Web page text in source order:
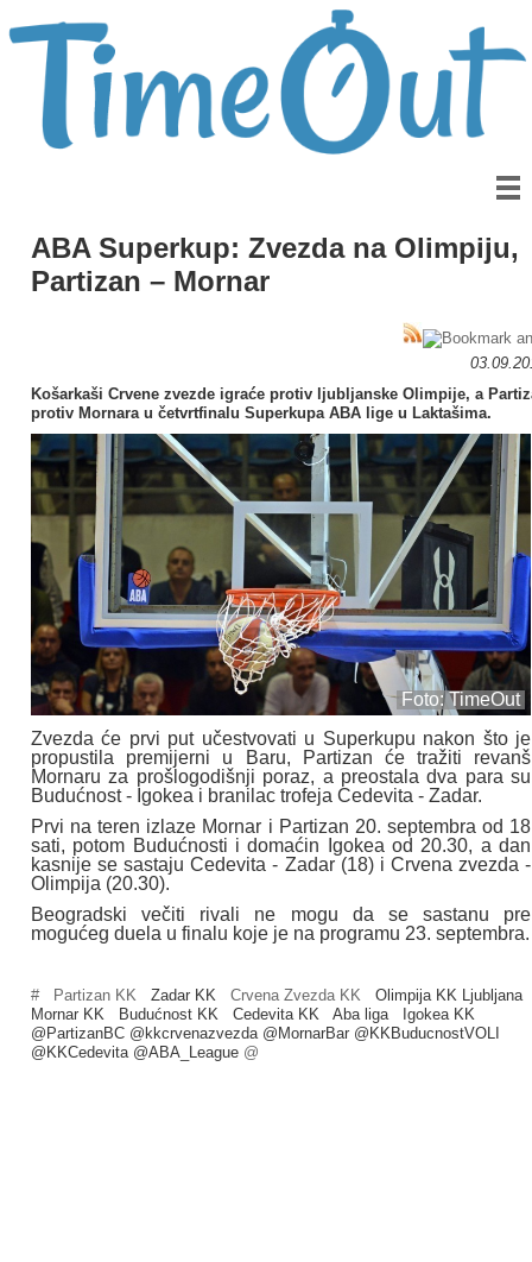
ABA Superkup: Zvezda na Olimpiju,
Partizan – Mornar
Košarkaši Crvene zvezde igraće protiv ljubljanske Olimpije, a
protiv Mornara u četvrtfinalu Superkupa ABA lige u Laktašima.
Foto: TimeOut
Zvezda će prvi put učestvovati u Superkupu nakon što je
propustila premijerni u Baru, Partizan će tražiti revanš
Mornaru za prošlogodišnji poraz, a preostala dva para su
Budućnost - Igokea i branilac trofeja Cedevita - Zadar.
Prvi na teren izlaze Mornar i Partizan 20. septembra od 18
sati, potom Budućnosti i domaćin Igokea od 20.30, a dan
kasnije se sastaju Cedevita - Zadar (18) i Crvena zvezda -
Olimpija (20.30).
Beogradski večiti rivali ne mogu da se sastanu pre
mogućeg duela u finalu koje je na programu 23. septembra.
# Partizan KK Zadar KK Crvena Zvezda KK
Olimpija KK Ljubljana
Mornar KK
Budućnost KK Cedevita KK Aba liga
Igokea KK
@PartizanBC @kkcrvenazvezda @MornarBar @KKBuducnostVOLI
@KKCedevita @ABA_League @